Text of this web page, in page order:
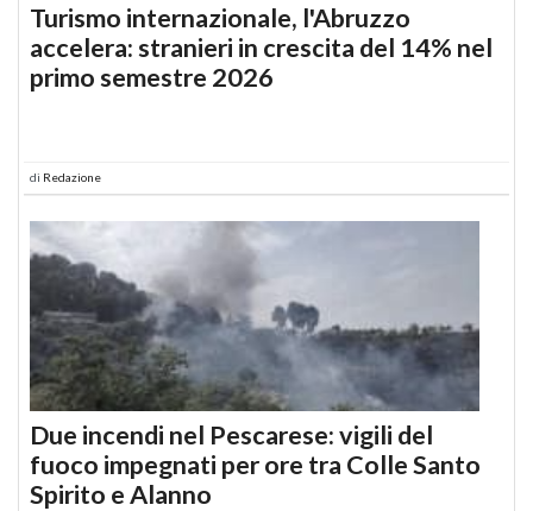
Turismo internazionale, l'Abruzzo
accelera: stranieri in crescita del 14% nel
primo semestre 2026
di Redazione
Due incendi nel Pescarese: vigili del
fuoco impegnati per ore tra Colle Santo
Spirito e Alanno